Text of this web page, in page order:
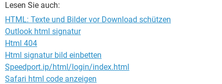
Lesen Sie auch:
HTML: Texte und Bilder vor Download schützen
Outlook html signatur
Html 404
Html signatur bild einbetten
Speedport.ip/html/login/index.html
Safari html code anzeigen